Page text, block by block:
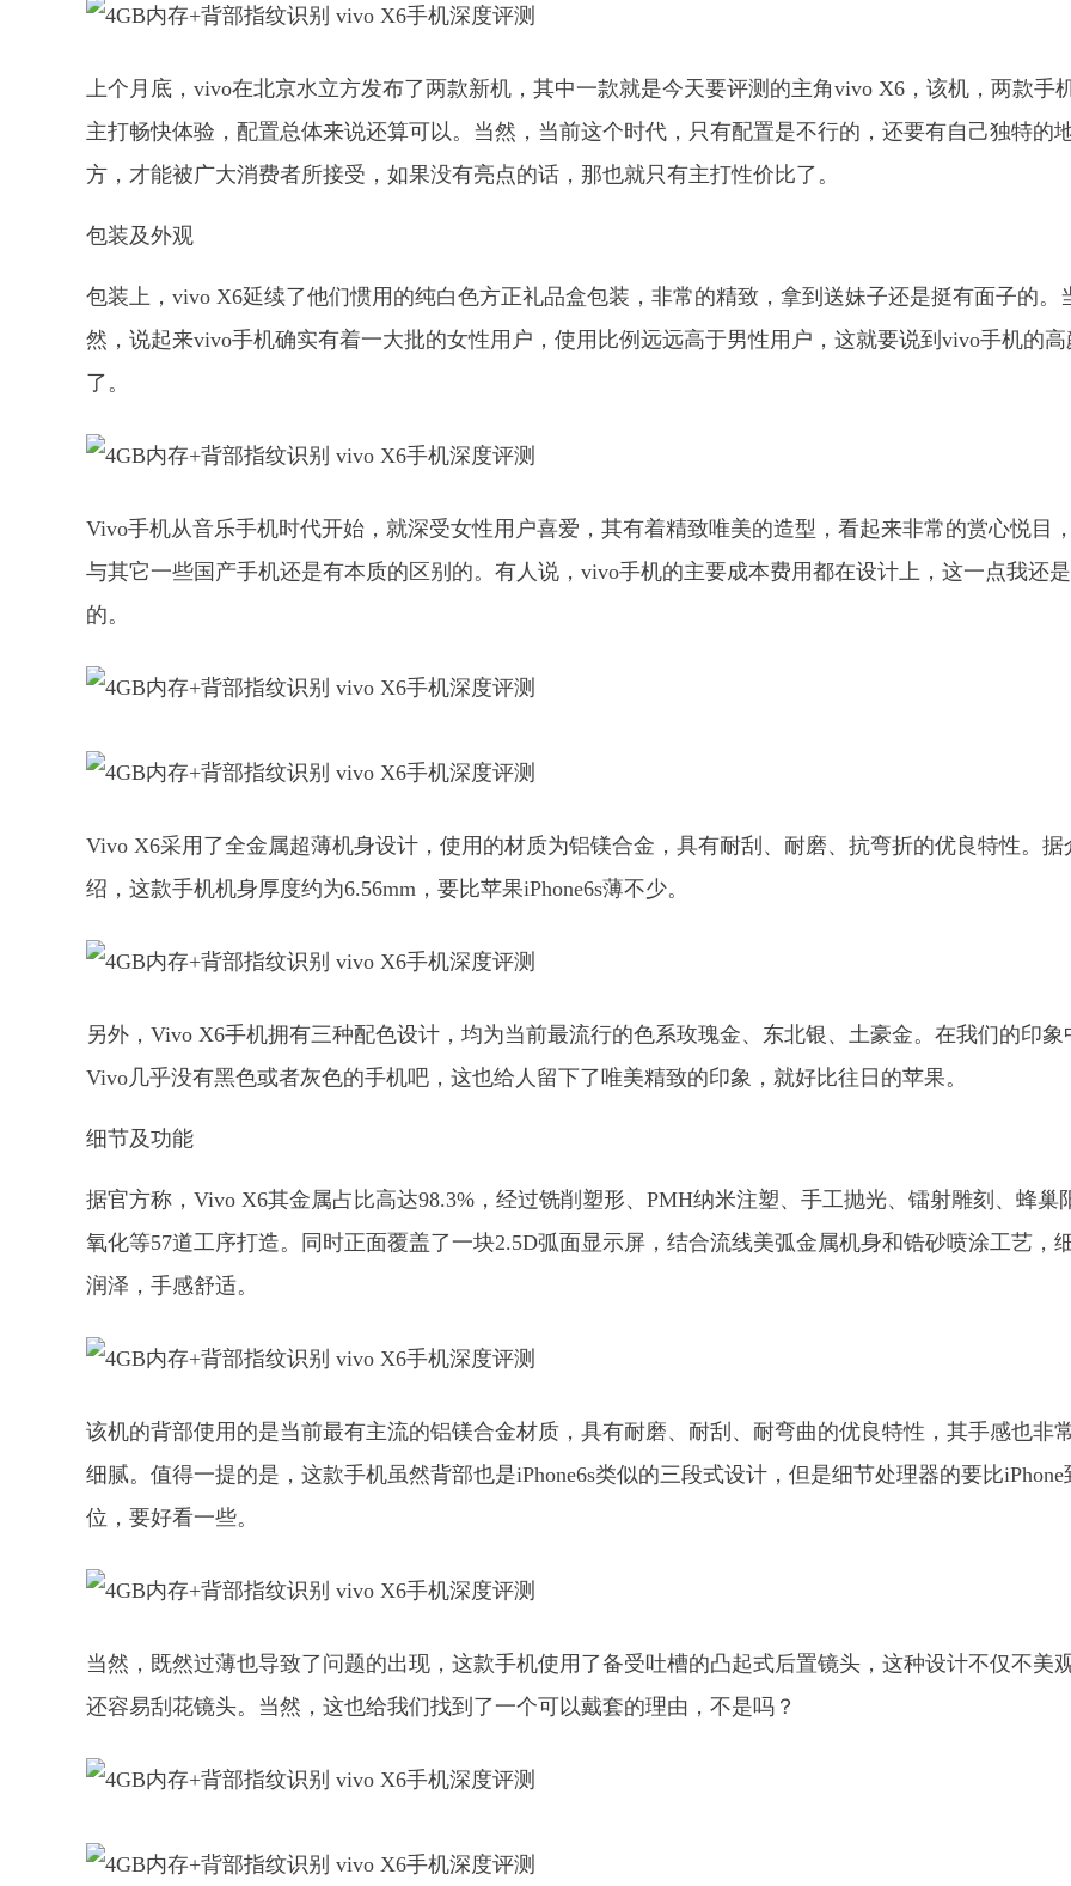
上个月底，vivo在北京水立方发布了两款新机，其中一款就是今天要评测的主角vivo X6，该机，两款手
主打畅快体验，配置总体来说还算可以。当然，当前这个时代，只有配置是不行的，还要有自己独特的
方，才能被广大消费者所接受，如果没有亮点的话，那也就只有主打性价比了。
包装及外观
包装上，vivo X6延续了他们惯用的纯白色方正礼品盒包装，非常的精致，拿到送妹子还是挺有面子的。
然，说起来vivo手机确实有着一大批的女性用户，使用比例远远高于男性用户，这就要说到vivo手机的高
了。
Vivo手机从音乐手机时代开始，就深受女性用户喜爱，其有着精致唯美的造型，看起来非常的赏心悦目
与其它一些国产手机还是有本质的区别的。有人说，vivo手机的主要成本费用都在设计上，这一点我还
的。
Vivo X6采用了全金属超薄机身设计，使用的材质为铝镁合金，具有耐刮、耐磨、抗弯折的优良特性。据
绍，这款手机机身厚度约为6.56mm，要比苹果iPhone6s薄不少。
另外，Vivo X6手机拥有三种配色设计，均为当前最流行的色系玫瑰金、东北银、土豪金。在我们的印象
Vivo几乎没有黑色或者灰色的手机吧，这也给人留下了唯美精致的印象，就好比往日的苹果。
细节及功能
据官方称，Vivo X6其金属占比高达98.3%，经过铣削塑形、PMH纳米注塑、手工抛光、镭射雕刻、蜂巢
氧化等57道工序打造。同时正面覆盖了一块2.5D弧面显示屏，结合流线美弧金属机身和锆砂喷涂工艺，
润泽，手感舒适。
该机的背部使用的是当前最有主流的铝镁合金材质，具有耐磨、耐刮、耐弯曲的优良特性，其手感也非
细腻。值得一提的是，这款手机虽然背部也是iPhone6s类似的三段式设计，但是细节处理器的要比iPhone
位，要好看一些。
当然，既然过薄也导致了问题的出现，这款手机使用了备受吐槽的凸起式后置镜头，这种设计不仅不美观
还容易刮花镜头。当然，这也给我们找到了一个可以戴套的理由，不是吗？